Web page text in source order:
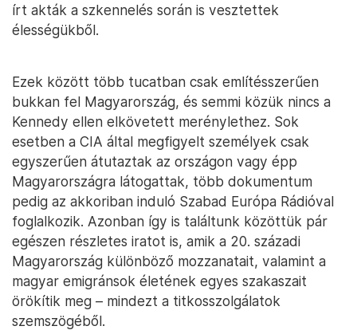
írt akták a szkennelés során is vesztettek
élességükből.
Ezek között több tucatban csak említésszerűen
bukkan fel Magyarország, és semmi közük nincs a
Kennedy ellen elkövetett merénylethez. Sok
esetben a CIA által megfigyelt személyek csak
egyszerűen átutaztak az országon vagy épp
Magyarországra látogattak, több dokumentum
pedig az akkoriban induló Szabad Európa Rádióval
foglalkozik. Azonban így is találtunk közöttük pár
egészen részletes iratot is, amik a 20. századi
Magyarország különböző mozzanatait, valamint a
magyar emigránsok életének egyes szakaszait
örökítik meg – mindezt a titkosszolgálatok
szemszögéből.